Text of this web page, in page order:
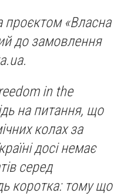
проєктом «Власна
до замовлення
in the
на питання, що
колах за
досі немає
серед
коротка: тому що